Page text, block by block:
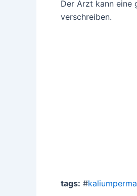
Der Arzt kann eine
verschreiben.
tags: #